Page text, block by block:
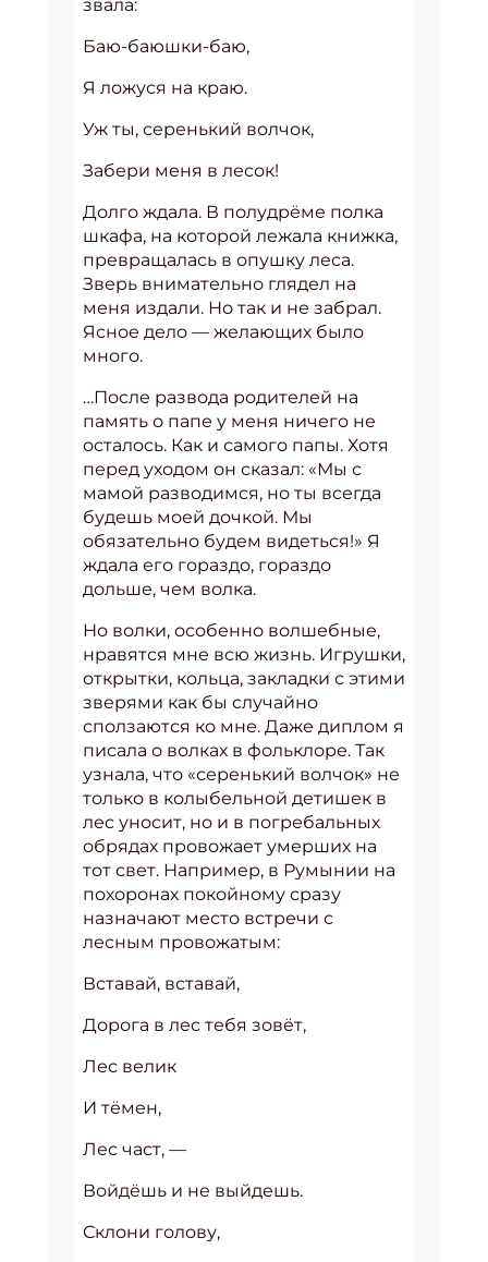
звала:
Баю-баюшки-баю,
Я ложуся на краю.
Уж ты, серенький волчок,
Забери меня в лесок!
Долго ждала. В полудрёме полка
шкафа, на которой лежала книжка,
превращалась в опушку леса.
Зверь внимательно глядел на
меня издали. Но так и не забрал.
Ясное дело — желающих было
много.
…После развода родителей на
память о папе у меня ничего не
осталось. Как и самого папы. Хотя
перед уходом он сказал: «Мы с
мамой разводимся, но ты всегда
будешь моей дочкой. Мы
обязательно будем видеться!» Я
ждала его гораздо, гораздо
дольше, чем волка.
Но волки, особенно волшебные,
нравятся мне всю жизнь. Игрушки,
открытки, кольца, закладки с этими
зверями как бы случайно
сползаются ко мне. Даже диплом я
писала о волках в фольклоре. Так
узнала, что «серенький волчок» не
только в колыбельной детишек в
лес уносит, но и в погребальных
обрядах провожает умерших на
тот свет. Например, в Румынии на
похоронах покойному сразу
назначают место встречи с
лесным провожатым:
Вставай, вставай,
Дорога в лес тебя зовёт,
Лес велик
И тёмен,
Лес част, —
Войдёшь и не выйдешь.
Склони голову,